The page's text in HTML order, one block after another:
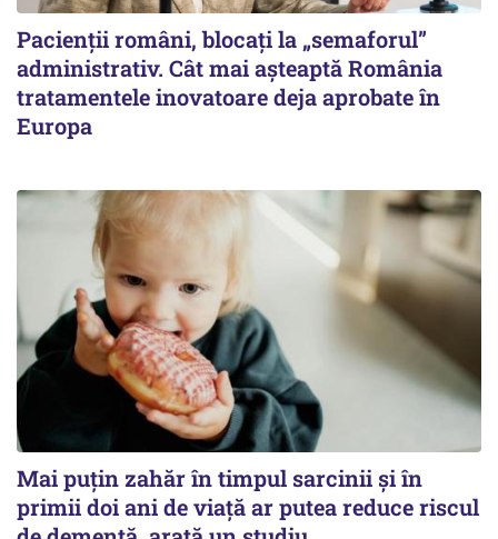
Pacienții români, blocați la „semaforul”
administrativ. Cât mai așteaptă România
tratamentele inovatoare deja aprobate în
Europa
Mai puțin zahăr în timpul sarcinii și în
primii doi ani de viață ar putea reduce riscul